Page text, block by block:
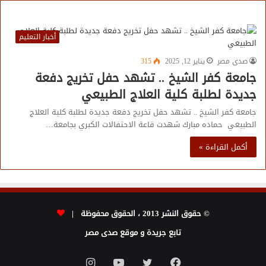
أخبار التعليم
صدى مصر
يناير 12, 2025 315
جامعة كفر الشيخ .. تشهد حفل تخريج دفعة
جديدة لطلبة كلية العلاج الطبيعي
جامعة كفر الشيخ .. تشهد حفل تخريج دفعة جديدة لطلبة كلية العلاج
الطبيعي حماده مبارك شهدت قاعة الاحتفالات الكبري بجامعة…
أكمل القراءة »
© حقوق النشر 2013 ، الحقوق محفوظة |
تابع جريدة و موقع صدى مصر